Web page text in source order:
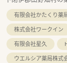
有限会社かたくり薬
株式会社ワークイン
有限会社星久
ウエルシア薬局株式